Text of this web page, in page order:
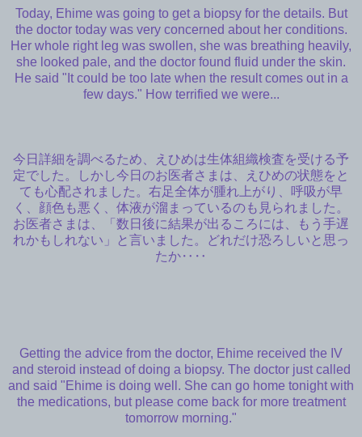
Today, Ehime was going to get a biopsy for the details. But
the doctor today was very concerned about her conditions.
Her whole right leg was swollen, she was breathing heavily,
she looked pale, and the doctor found fluid under the skin.
He said "It could be too late when the result comes out in a
few days." How terrified we were...
今日詳細を調べるため、えひめは生体組織検査を受ける予
定でした。しかし今日のお医者さまは、えひめの状態をと
ても心配されました。右足全体が腫れ上がり、呼吸が早
く、顔色も悪く、体液が溜まっているのも見られました。
お医者さまは、「数日後に結果が出るころには、もう手遅
れかもしれない」と言いました。どれだけ恐ろしいと思っ
たか‥‥
Getting the advice from the doctor, Ehime received the IV
and steroid instead of doing a biopsy. The doctor just called
and said "Ehime is doing well. She can go home tonight with
the medications, but please come back for more treatment
tomorrow morning."